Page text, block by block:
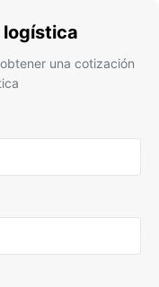
logística
una cotización